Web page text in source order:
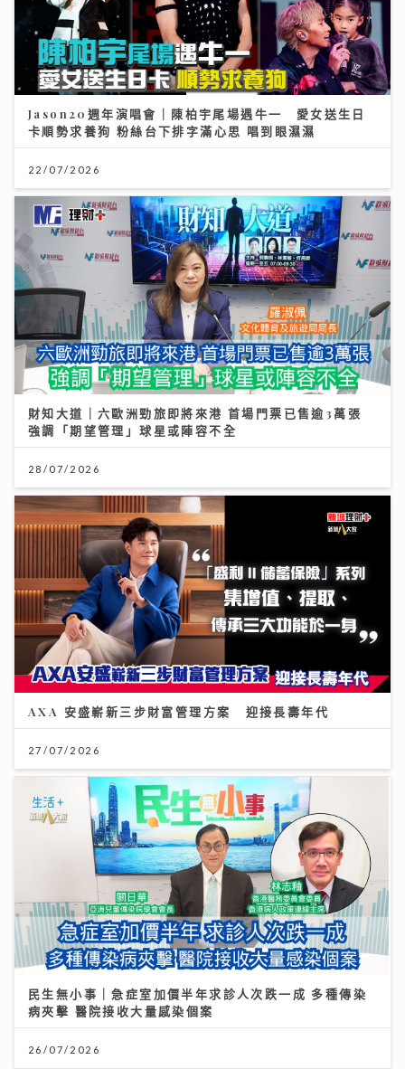
Jason20週年演唱會｜陳柏宇尾場遇牛一 愛女送生日
卡順勢求養狗 粉絲台下排字滿心思 唱到眼濕濕
22/07/2026
財知大道｜六歐洲勁旅即將來港 首場門票已售逾3萬張
強調「期望管理」球星或陣容不全
28/07/2026
AXA 安盛嶄新三步財富管理方案 迎接長壽年代
27/07/2026
民生無小事｜急症室加價半年求診人次跌一成 多種傳染
病夾擊 醫院接收大量感染個案
26/07/2026